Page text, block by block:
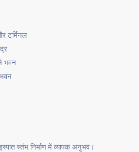
टर्मिनल
भवन
भवन
स्तंभ निर्माण में व्यापक अनुभव।